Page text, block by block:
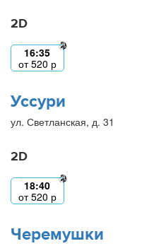
2D
16:35
от520 р
Уссури
ул. Светланская, д. 31
2D
18:40
от520 р
Черемушки